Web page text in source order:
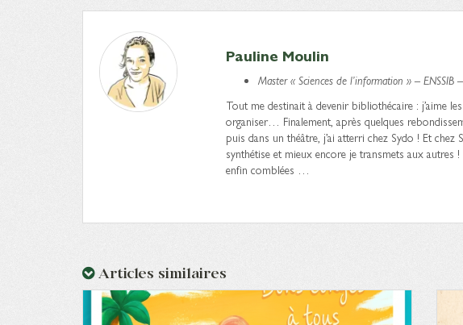
Pauline Moulin
Master « Sciences de l’information » – ENSSIB
Tout me destinait à devenir bibliothécaire : j’aime
organiser… Finalement, après quelques
puis dans un théâtre, j’ai atterri chez Sydo ! Et
synthétise et mieux encore je transmets aux
enfin comblées …
Articles similaires